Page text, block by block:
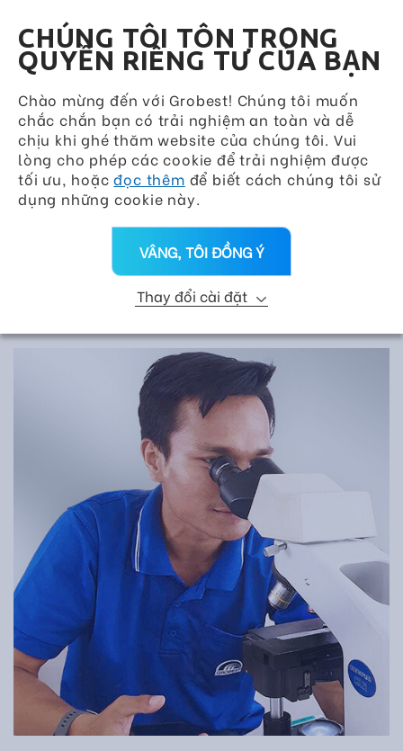
CHÚNG TÔI TÔN TRỌNG
QUYỀN RIÊNG TƯ CỦA BẠN
Chào mừng đến với Grobest! Chúng tôi muốn
chắc chắn bạn có trải nghiệm an toàn và dễ
chịu khi ghé thăm website của chúng tôi. Vui
lòng cho phép các cookie để trải nghiệm được
tối ưu, hoặcđọc thêm để biết cách chúng tôi sử
dụng những cookie này.
VÂNG, TÔI ĐỒNG Ý
Thay đổi cài đặt
DỊCH VỤ KỸ THUẬT